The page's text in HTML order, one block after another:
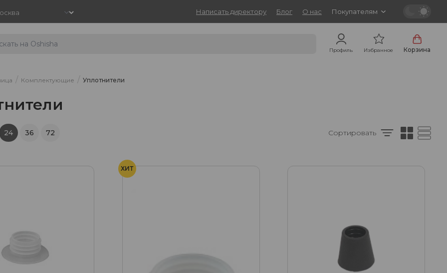
Написать директору Блог О нас Покупателям
Профиль Избранное Корзина
/ Комплектующие / Уплотнители
24 36 72 Сортировать
ХИТ